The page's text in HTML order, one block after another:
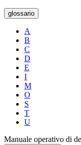
glossario
A
B
C
D
E
I
M
O
S
T
U
Manuale operativo di